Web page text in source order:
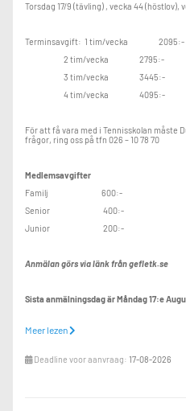
Torsdag 17/9 (tävling) , vecka 44
Terminsavgift: 1 tim/vecka 2095:-
2 tim/vecka 2795:-
3 tim/vecka 3445:-
4 tim/vecka 4095:-
För att få vara med i Tennisskolan måste
frågor, ring oss på tfn 026 – 10 78 70
Medlemsavgifter
Familj 600:-
Senior 400:-
Junior 200:-
Anmälan görs via länk från gefletk.se
Sista anmälningsdag är Måndag 17:e
Frågor: 026-107870 info@gefletk.se
Meer lezen
Deadline voor aanvraag: 17-08-2026